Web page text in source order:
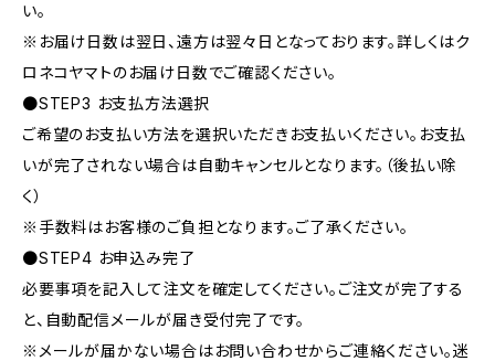
い。
※お届け日数は翌日、遠方は翌々日となっております。詳しくはク
ロネコヤマトのお届け日数でご確認ください。
●STEP3 お支払方法選択
ご希望のお支払い方法を選択いただきお支払いください。お支払
いが完了されない場合は自動キャンセルとなります。（後払い除
く）
※手数料はお客様のご負担となります。ご了承ください。
●STEP4 お申込み完了
必要事項を記入して注文を確定してください。ご注文が完了する
と、自動配信メールが届き受付完了です。
※メールが届かない場合はお問い合わせからご連絡ください。迷